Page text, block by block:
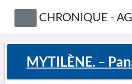
CHRONIQUE -
MYTILÈNE. –